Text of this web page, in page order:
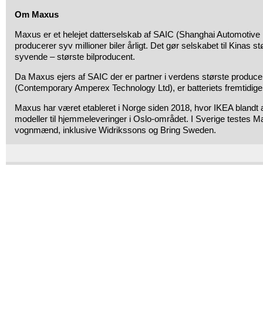
Om Maxus
Maxus er et helejet datterselskab af SAIC (Shanghai
producerer syv millioner biler årligt. Det gør selskabet til Kinas
syvende – største bilproducent.
Da Maxus ejers af SAIC der er partner i verdens største
(Contemporary Amperex Technology Ltd), er batteriets
Maxus har været etableret i Norge siden 2018, hvor IKEA blandt
modeller til hjemmeleveringer i Oslo-området. I Sverige testes
vognmænd, inklusive Widrikssons og Bring Sweden.